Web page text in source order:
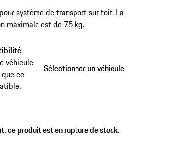
système de transport sur toit. La
maximale est de 75 kg.
véhicule
que ce
Sélectionner un véhicule
Sélectionner un véhicule
ce produit est en rupture de stock.